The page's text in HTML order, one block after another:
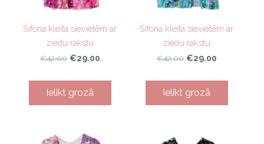
Šifona kleita sievietēm ar
ziedu rakstu
€42.00 €29.00
Ielikt grozā
Šifona kleita sievietēm ar
ziedu rakstu
€42.00 €29.00
Ielikt grozā